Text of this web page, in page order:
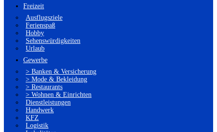
Freizeit
Ausflugsziele
Ferienspaß
Hobby
Sehenswürdigkeiten
Urlaub
Gewerbe
> Banken & Versicherung
> Mode & Bekleidung
> Restaurants
> Wohnen & Einrichten
Dienstleistungen
Handwerk
KFZ
Logistik